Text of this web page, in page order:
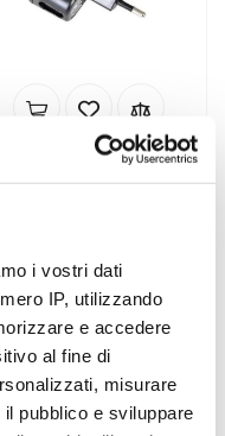
i vostri dati
IP, utilizzando
e accedere
al fine di
misurare
pubblico e sviluppare
Horizon
USB